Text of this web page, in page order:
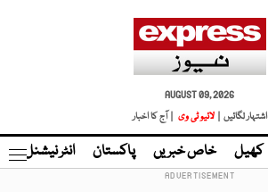
AUGUST 09, 2026
اشتہار لگائیں |
لائیو ٹی وی | آج کا اخبار
کھیل خاص خبریں پاکستان انٹر نیشنل